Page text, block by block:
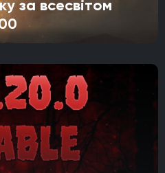
за всесвітом